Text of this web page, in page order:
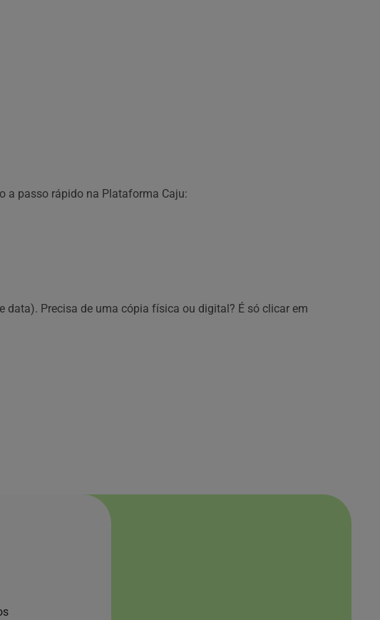
a passo rápido na Plataforma Caju:
data). Precisa de uma cópia física ou digital? É só clicar em